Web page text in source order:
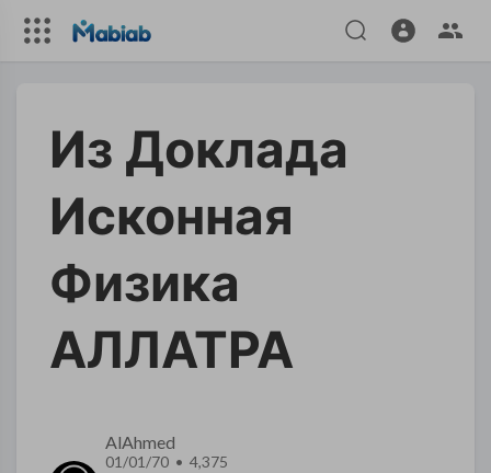
Из Доклада
Исконная
Физика
АЛЛАТРА
AlAhmed
01/01/70 • 4,375